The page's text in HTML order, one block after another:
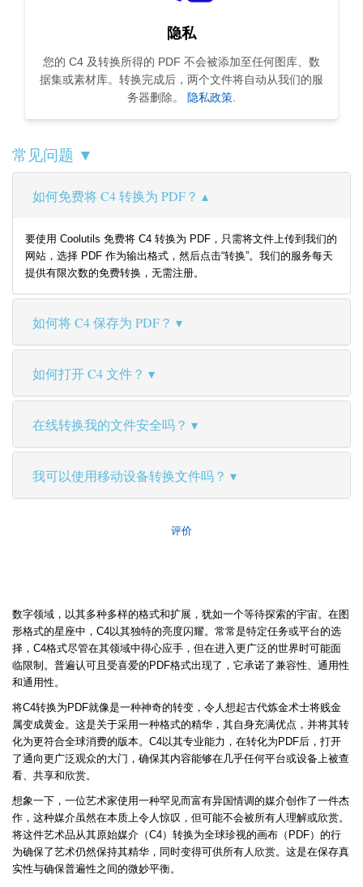
隐私
您的 C4 及转换所得的 PDF 不会被添加至任何图库、数
据集或素材库。转换完成后，两个文件将自动从我们的服
务器删除。
隐私政策.
常见问题 ▼
如何免费将 C4 转换为 PDF？
要使用 Coolutils 免费将 C4 转换为 PDF，只需将文件上传到我们的
网站，选择 PDF 作为输出格式，然后点击“转换”。我们的服务每天
提供有限次数的免费转换，无需注册。
如何将 C4 保存为 PDF？
如何打开 C4 文件？
在线转换我的文件安全吗？
我可以使用移动设备转换文件吗？
评价
数字领域，以其多种多样的格式和扩展，犹如一个等待探索的宇宙。在图
形格式的星座中，C4以其独特的亮度闪耀。常常是特定任务或平台的选
择，C4格式尽管在其领域中得心应手，但在进入更广泛的世界时可能面
临限制。普遍认可且受喜爱的PDF格式出现了，它承诺了兼容性、通用性
和通用性。
将C4转换为PDF就像是一种神奇的转变，令人想起古代炼金术士将贱金
属变成黄金。这是关于采用一种格式的精华，其自身充满优点，并将其转
化为更符合全球消费的版本。C4以其专业能力，在转化为PDF后，打开
了通向更广泛观众的大门，确保其内容能够在几乎任何平台或设备上被查
看、共享和欣赏。
想象一下，一位艺术家使用一种罕见而富有异国情调的媒介创作了一件杰
作，这种媒介虽然在本质上令人惊叹，但可能不会被所有人理解或欣赏。
将这件艺术品从其原始媒介（C4）转换为全球珍视的画布（PDF）的行
为确保了艺术仍然保持其精华，同时变得可供所有人欣赏。这是在保存真
实性与确保普遍性之间的微妙平衡。